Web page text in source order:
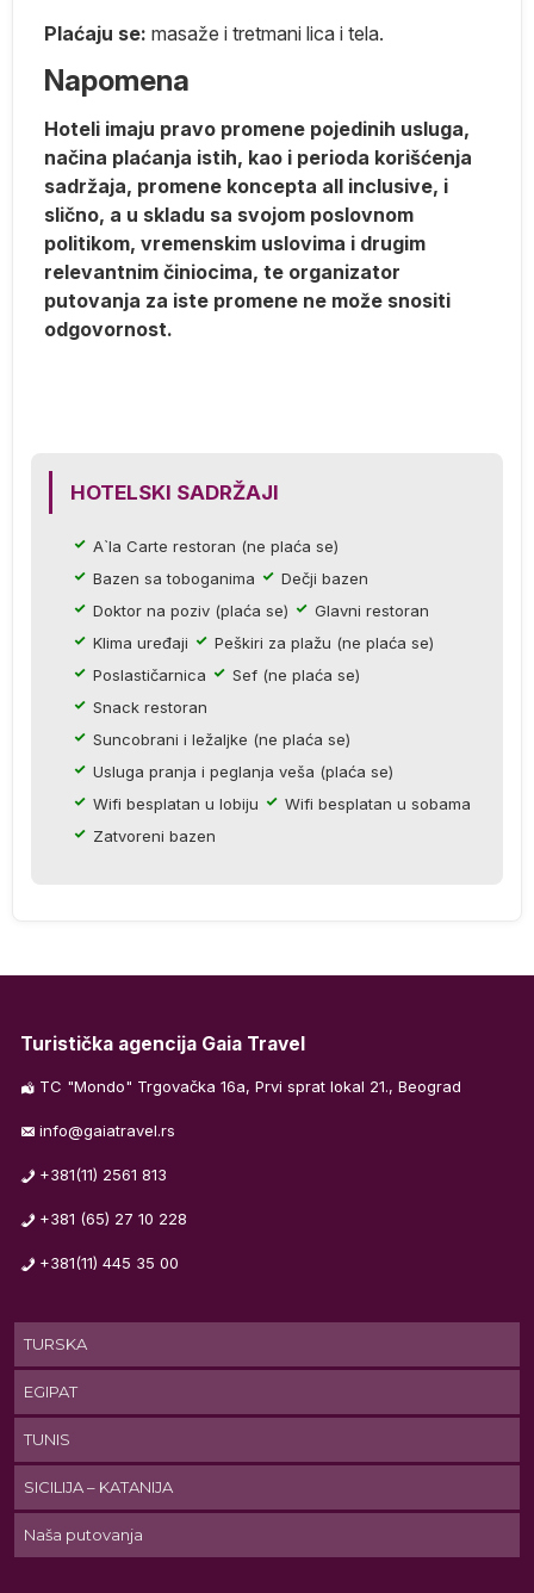
Plaćaju se: masaže i tretmani lica i tela.
Napomena
Hoteli imaju pravo promene pojedinih usluga,
načina plaćanja istih, kao i perioda korišćenja
sadržaja, promene koncepta all inclusive, i
slično, a u skladu sa svojom poslovnom
politikom, vremenskim uslovima i drugim
relevantnim činiocima, te organizator
putovanja za iste promene ne može snositi
odgovornost.
HOTELSKI SADRŽAJI
A`la Carte restoran (ne plaća se)
Bazen sa toboganima
Dečji bazen
Doktor na poziv (plaća se)
Glavni restoran
Klima uređaji
Peškiri za plažu (ne plaća se)
Poslastičarnica
Sef (ne plaća se)
Snack restoran
Suncobrani i ležaljke (ne plaća se)
Usluga pranja i peglanja veša (plaća se)
Wifi besplatan u lobiju
Wifi besplatan u sobama
Zatvoreni bazen
Turistička agencija Gaia Travel
TC "Mondo" Trgovačka 16a, Prvi sprat lokal 21., Beograd
info@gaiatravel.rs
+381(11) 2561 813
+381 (65) 27 10 228
+381(11) 445 35 00
TURSKA
EGIPAT
TUNIS
SICILIJA – KATANIJA
Naša putovanja